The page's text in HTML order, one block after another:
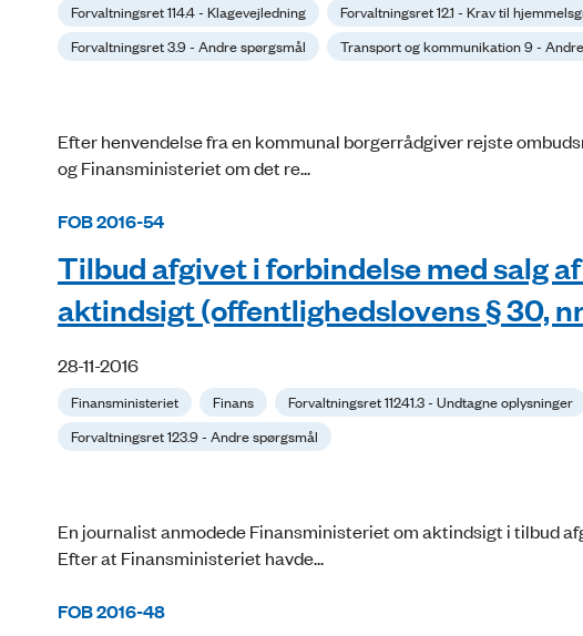
Forvaltningsret 114.4 - Klagevejledning
Forvaltningsret 12.1 - Krav til
Forvaltningsret 3.9 - Andre spørgsmål
Transport og kommunikation 9 -
Efter henvendelse fra en kommunal borgerrådgiver rejste
og Finansministeriet om det re...
FOB 2016-54
Tilbud afgivet i forbindelse med salg
aktindsigt (offentlighedslovens § 30,
28-11-2016
Finansministeriet Finans Forvaltningsret 11241.3 - Undtagne oplysninger
Forvaltningsret 123.9 - Andre spørgsmål
En journalist anmodede Finansministeriet om aktindsigt i tilbud
Efter at Finansministeriet havde...
FOB 2016-48